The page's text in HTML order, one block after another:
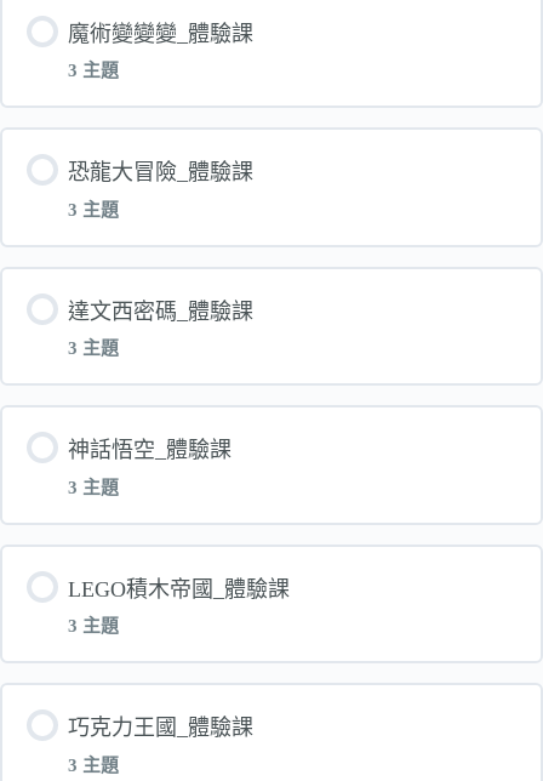
魔術變變變_體驗課
3 主題
單元 內容
魔術變變變_講義
【體驗】魔術變變變-第一堂-電子書
魔術變變變_第一堂_上課影片
恐龍大冒險_體驗課
3 主題
單元 內容
恐龍大冒險_講義
【體驗】恐龍大冒險-第一堂-電子書
恐龍大冒險-第一堂-上課影片
達文西密碼_體驗課
3 主題
單元 內容
達文西密碼_講義
【體驗】達文西密碼-第一堂-電子書
達文西密碼-第一堂-上課影片
神話悟空_體驗課
3 主題
單元 內容
神話悟空_講義
【體驗】神話悟空-第一堂-電子書
LEGO積木帝國_體驗課
3 主題
單元 內容
巧克力王國_體驗課
3 主題